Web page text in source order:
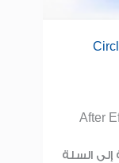
After
إلى السلة